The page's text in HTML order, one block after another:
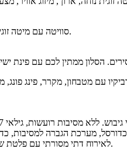
סוויטה עם מיטה זוגית, מרפסת, 10 מזרני יחיד, חדר רחצה עם ג'קוזי.
פרטית עם בריכה פרטית מחוממת ומקורה בעונה (עומק עד 1.8 מטר, מגודרת),
בעונה, ג'קוזי, ערוצי יס, ערכת קפה, אינטרנט אלחוטי חינם, חנייה
לאירוח דתי מסורתי עם פלטת שבת ומיחם. יש בית כנסת ומקווה במרחק הליכה.